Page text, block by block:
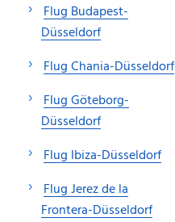
Flug Budapest-
Düsseldorf
Flug Chania-Düsseldorf
Flug Göteborg-
Düsseldorf
Flug Ibiza-Düsseldorf
Flug Jerez de la
Frontera-Düsseldorf